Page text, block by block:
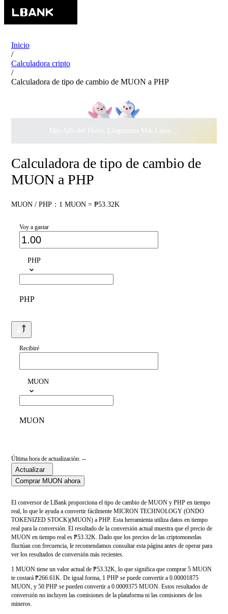
Inicio
/
Calculadora cripto
/
Calculadora de tipo de cambio de MUON a PHP
Más Allá del Hielo, Lleguemos Más Lejos Juntos ·
Calculadora de tipo de cambio de
MUON a PHP
MUON / PHP：1 MUON = ₱53.32K
Voy a gastar
PHP
PHP
Recibiré
MUON
MUON
Última hora de actualización: --
Actualizar
Comprar MUON ahora
El conversor de LBank proporciona el tipo de cambio de MUON y PHP en tiempo
real, lo que le ayuda a convertir fácilmente MICRON TECHNOLOGY (ONDO
TOKENIZED STOCK)(MUON) a PHP. Esta herramienta utiliza datos en tiempo
real para la conversión. El resultado de la conversión actual muestra que el precio de
MUON en tiempo real es ₱53.32K. Dado que los precios de las criptomonedas
fluctúan con frecuencia, le recomendamos consultar esta página antes de operar para
ver los resultados de conversión más recientes.
1 MUON tiene un valor actual de ₱53.32K, lo que significa que comprar 5 MUON
te costará ₱266.61K. De igual forma, 1 PHP se puede convertir a 0.00001875
MUON, y 50 PHP se pueden convertir a 0.0009375 MUON. Estos resultados de
conversión no incluyen las comisiones de la plataforma ni las comisiones de los
mineros.